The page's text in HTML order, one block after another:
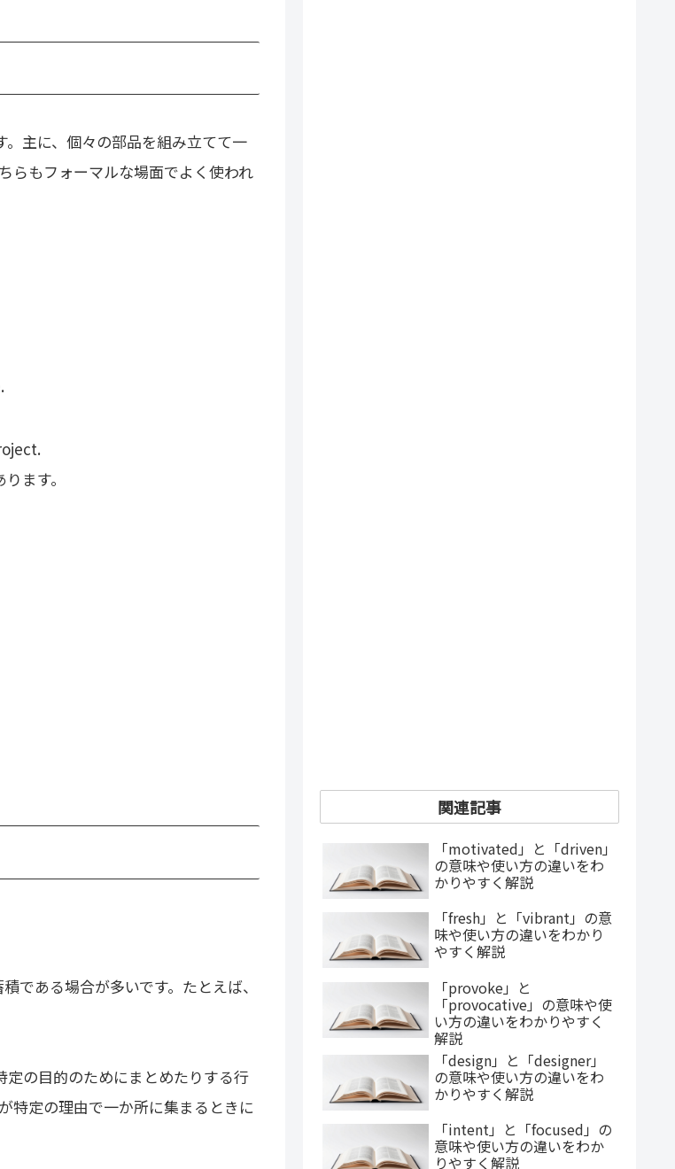
主に、個々の部品を組み立てて一
らもフォーマルな場面でよく使われ
ます。
である場合が多いです。たとえば、
定の目的のためにまとめたりする行
特定の理由で一か所に集まるときに
関連記事
「motivated」と「driven」
の意味や使い方の違いをわ
かりやすく解説
「fresh」と「vibrant」の意
味や使い方の違いをわかり
やすく解説
「provoke」と
「provocative」の意味や使
い方の違いをわかりやすく
解説
「design」と「designer」
の意味や使い方の違いをわ
かりやすく解説
「intent」と「focused」の
意味や使い方の違いをわか
りやすく解説